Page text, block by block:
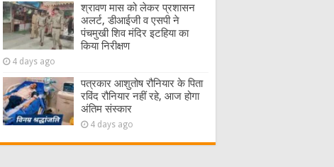
श्रावण मास को लेकर प्रशासन
अलर्ट, डीआईजी व एसपी ने
पंचमुखी शिव मंदिर इटहिया का
किया निरीक्षण
4 days ago
पत्रकार आशुतोष रौनियार के पिता
रविंद रौनियार नहीं रहे, आज होगा
अंतिम संस्कार
4 days ago